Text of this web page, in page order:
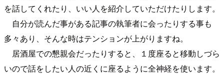
を話してくれたり、いい人を紹介していただけたりします。
自分が読んだ事がある記事の執筆者に会ったりする事も
多々あり、そんな時はテンションが上がりますね。
居酒屋での懇親会だったりすると、１度座ると移動しづら
いので話をしたい人の近くに座るように全神経を使います。